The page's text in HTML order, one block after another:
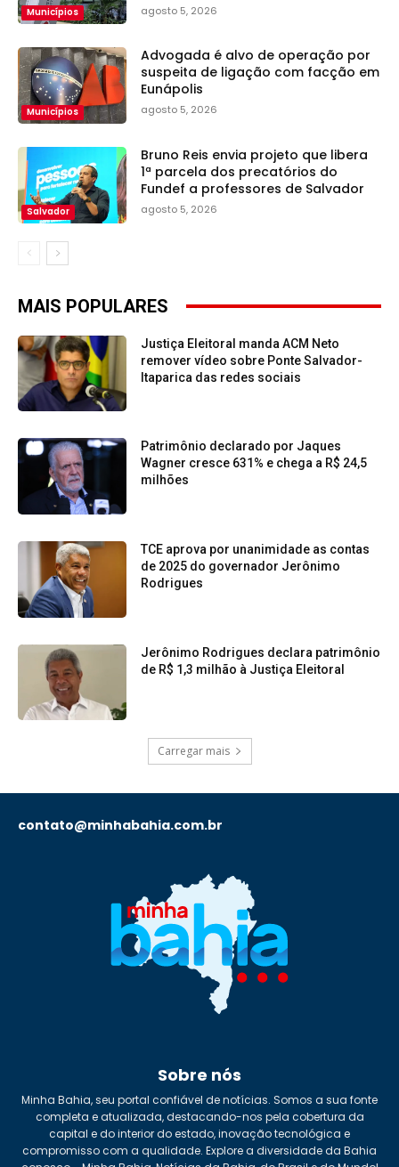
Municípios agosto 5, 2026
Municípios
Advogada é alvo de operação por
suspeita de ligação com facção em
Eunápolis
agosto 5, 2026
Salvador
Bruno Reis envia projeto que libera
1ª parcela dos precatórios do
Fundef a professores de Salvador
agosto 5, 2026
MAIS POPULARES
Justiça Eleitoral manda ACM Neto
remover vídeo sobre Ponte Salvador-
Itaparica das redes sociais
Patrimônio declarado por Jaques
Wagner cresce 631% e chega a R$ 24,5
milhões
TCE aprova por unanimidade as contas
de 2025 do governador Jerônimo
Rodrigues
Jerônimo Rodrigues declara patrimônio
de R$ 1,3 milhão à Justiça Eleitoral
Carregar mais
contato@minhabahia.com.br
Sobre nós
Minha Bahia, seu portal confiável de notícias. Somos a sua fonte
completa e atualizada, destacando-nos pela cobertura da
capital e do interior do estado, inovação tecnológica e
compromisso com a qualidade. Explore a diversidade da Bahia